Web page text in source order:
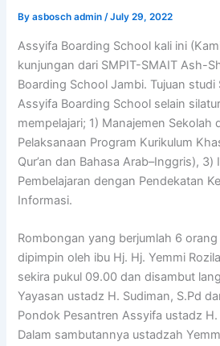
Byasbosch admin/July 29, 2022
Assyifa Boarding School kali ini
kunjungan dari SMPIT-SMAIT Ash-
Boarding School Jambi. Tujuan
Assyifa Boarding School selain
mempelajari; 1) Manajemen Sekolah
Pelaksanaan Program Kurikulum
Qur’an dan Bahasa Arab–Inggris),
Pembelajaran dengan Pendekatan
Informasi.
Rombongan yang berjumlah 6
dipimpin oleh ibu Hj. Hj. Yemmi
sekira pukul 09.00 dan disambut
Yayasan ustadz H. Sudiman, S.Pd
Pondok Pesantren Assyifa ustadz H.
Dalam sambutannya ustadzah